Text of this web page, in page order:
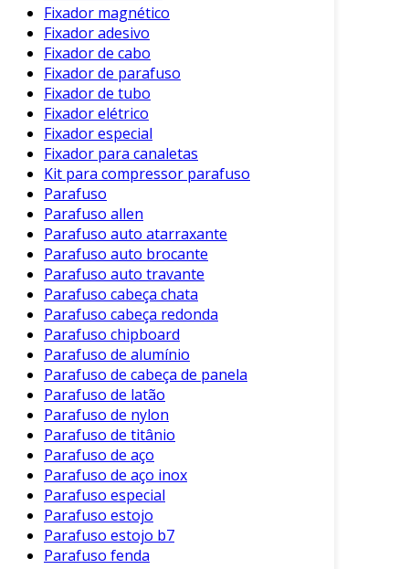
Importância da Desidrogenação na
Indústria
A desidrogenação de parafinas desempenha
um papel vital em diversos setores industriais.
Entre suas principais aplicações, podemos
destacar:
Produção de Combustíveis:
As olefinas resultantes da
desidrogenação são usadas na
produção de combustíveis líquidos,
como gasolina e diesel.
Fabricação de Plásticos:
Olefinas são matérias-primas
importantes para a fabricação de
plásticos, como polietileno e
polipropileno.
Química Fina:
Compostos obtidos por
desidrogenação servem como
intermediários em processos
químicos mais complexos, como a
Fixador magnético
Fixador adesivo
Fixador de cabo
Fixador de parafuso
Fixador de tubo
Fixador elétrico
Fixador especial
Fixador para canaletas
Kit para compressor parafuso
Parafuso
Parafuso allen
Parafuso auto atarraxante
Parafuso auto brocante
Parafuso auto travante
Parafuso cabeça chata
Parafuso cabeça redonda
Parafuso chipboard
Parafuso de alumínio
Parafuso de cabeça de panela
Parafuso de latão
Parafuso de nylon
Parafuso de titânio
Parafuso de aço
Parafuso de aço inox
Parafuso especial
Parafuso estojo
Parafuso estojo b7
Parafuso fenda